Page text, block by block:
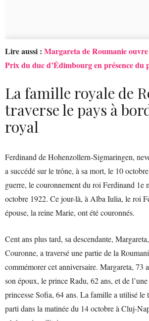
Lire aussi : Margareta de Roumanie
Prix du duc d’Édimbourg en présence du
La famille royale de
traverse le pays à
royal
Ferdinand de Hohenzollern-Sigmaringen,
a succédé sur le trône, à sa mort, le 10
guerre, le couronnement du roi Ferdinand 1e
octobre 1922. Ce jour-là, à Alba Iulia, le roi
épouse, la reine Marie, ont été couronnés.
Cent ans plus tard, sa descendante,
Couronne, a traversé une partie de la
commémorer cet anniversaire. Margareta, 73
son époux, le prince Radu, 62 ans, et de
princesse Sofia, 64 ans. La famille a utilisé le
parti dans la matinée du 14 octobre à Cluj-